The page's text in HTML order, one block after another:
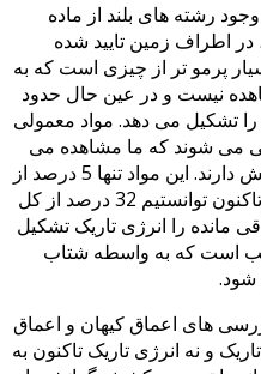
رشته های بلند از ماده
در اطراف زمین تایید شده
پرمو تر از چیزی است که به
نیست و در عین حال حدود
را تشکیل می دهد. مواد معمولی
می شوند که ما مشاهده می
کنیم و در کیهان با دیگر مواد اندرکنش دارند. این مواد تنها 5 درصد از
کل هستی را تشکیل می دهند. پس تاکنون توانستیم 32 درصد از کل
کنیم. 68 درصد باقی مانده را انرژی تاریک تشکیل
است که به واسطه شتاب
شود.
های اعماق کیهان و اعماق
و نه انرژی تاریک تاکنون به